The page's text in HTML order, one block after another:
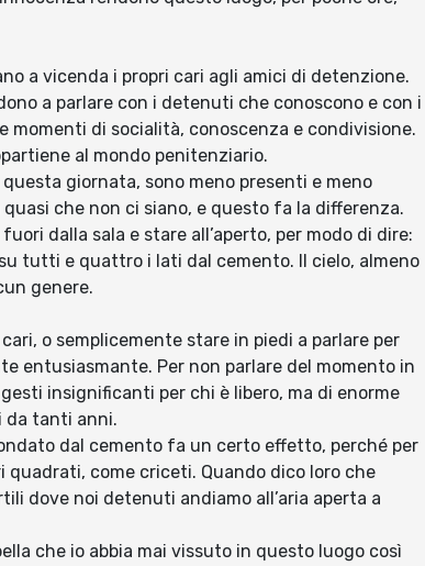
a vicenda i propri cari agli amici di detenzione.
a parlare con i detenuti che conoscono e con i
momenti di socialità, conoscenza e condivisione.
al mondo penitenziario.
giornata, sono meno presenti e meno
che non ci siano, e questo fa la differenza.
dalla sala e stare all’aperto, per modo di dire:
tutti e quattro i lati dal cemento. Il cielo, almeno
genere.
o semplicemente stare in piedi a parlare per
entusiasmante. Per non parlare del momento in
insignificanti per chi è libero, ma di enorme
da tanti anni.
dal cemento fa un certo effetto, perché per
come criceti. Quando dico loro che
dove noi detenuti andiamo all’aria aperta a
che io abbia mai vissuto in questo luogo così